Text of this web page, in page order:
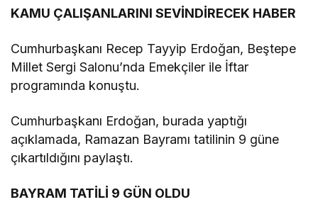
KAMU ÇALIŞANLARINI SEVİNDİRECEK HABER
Cumhurbaşkanı Recep Tayyip Erdoğan, Beştepe
Millet Sergi Salonu’nda Emekçiler ile İftar
programında konuştu.
Cumhurbaşkanı Erdoğan, burada yaptığı
açıklamada, Ramazan Bayramı tatilinin 9 güne
çıkartıldığını paylaştı.
BAYRAM TATİLİ 9 GÜN OLDU